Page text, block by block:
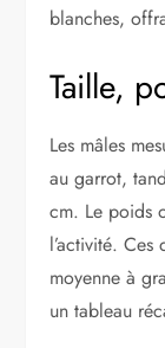
blanches,
Taille,
Les mâles
au garrot,
cm. Le poids
l’activité.
moyenne à
un tableau